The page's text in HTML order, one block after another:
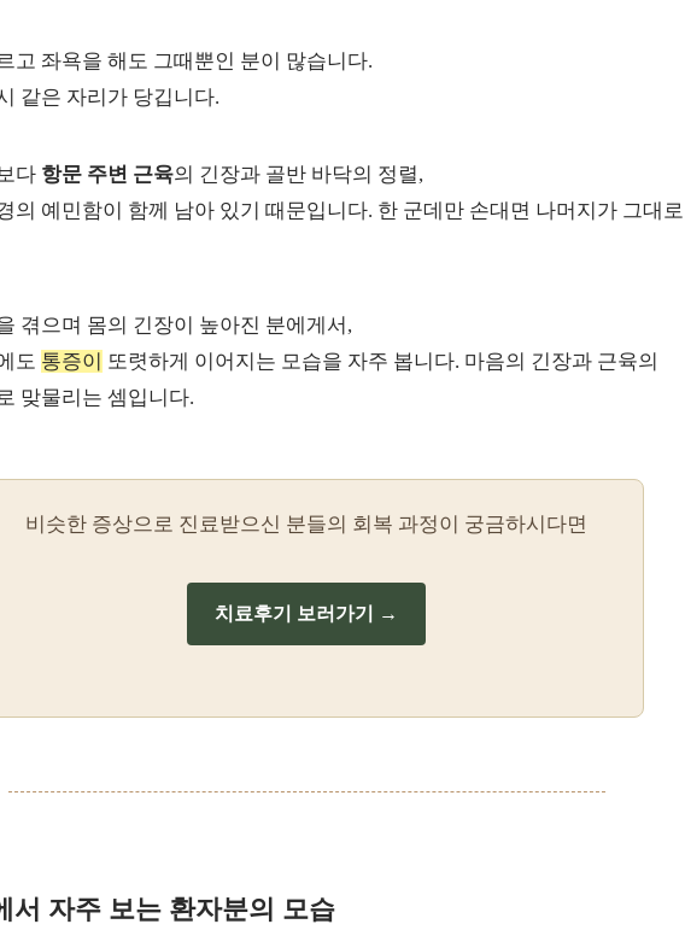
고 좌욕을 해도 그때뿐인 분이 많습니다.
같은 자리가 당깁니다.
다 항문 주변 근육의 긴장과 골반 바닥의 정렬,
의 예민함이 함께 남아 있기 때문입니다. 한 군데만 손대면 나머지가 그대로
겪으며 몸의 긴장이 높아진 분에게서,
도 통증이 또렷하게 이어지는 모습을 자주 봅니다. 마음의 긴장과 근육의
맞물리는 셈입니다.
비슷한 증상으로 진료받으신 분들의 회복 과정이 궁금하시다면
치료후기 보러가기 →
서 자주 보는 환자분의 모습